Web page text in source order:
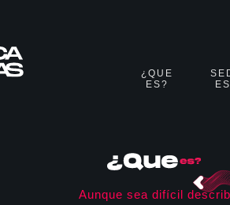
¿QUE
ES?
ES
Aunque sea difícil